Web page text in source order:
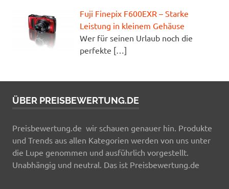
Fuji Finepix F600EXR – Starke
Leistung in kleinem Gehäuse
Wer für seinen Urlaub noch die
perfekte […]
ÜBER PREISBEWERTUNG.DE
Preisbewertung.de wir schauen genauer hin. Produkte
und Trends aus allen Kategorien werden von uns unter
die Lupe genommen und ausführlich vorgestellt.
Unabhängig und neutral. Das ist Preisbewertung.de